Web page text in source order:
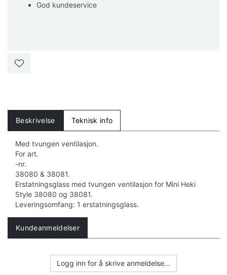
God kundeservice
Beskrivelse Teknisk info
Med tvungen ventilasjon.
For art.
-nr.
38080 & 38081.
Erstatningsglass med tvungen ventilasjon for Mini Heki
Style 38080 og 38081.
Leveringsomfang: 1 erstatningsglass.
Kundeanmeldelser
Logg inn for å skrive anmeldelse...